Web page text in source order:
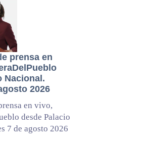
prensa en
Nacional.
2026
en vivo,
desde Palacio
7 de agosto 2026